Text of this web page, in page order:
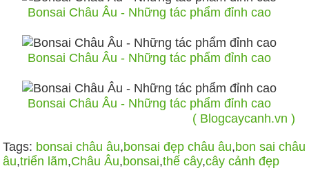
Bonsai Châu Âu - Những tác phẩm đỉnh cao
Bonsai Châu Âu - Những tác phẩm đỉnh cao
Bonsai Châu Âu - Những tác phẩm đỉnh cao
( Blogcaycanh.vn )
Tags: bonsai châu âu,bonsai đẹp châu âu,bon sai châu
âu,triển lãm,Châu Âu,bonsai,thế cây,cây cảnh đẹp